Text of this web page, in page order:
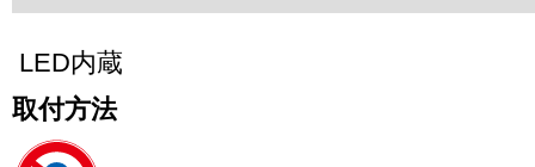
LED内蔵
取付方法